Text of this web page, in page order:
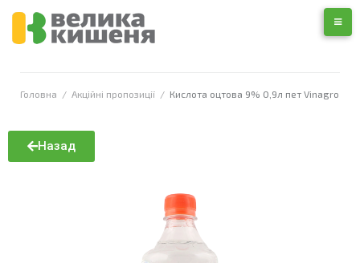
Головна / Акційні пропозиції / Кислота оцтова 9% 0,9л пет Vinagro
Назад